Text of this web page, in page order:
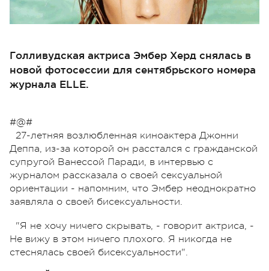
Голливудская актриса Эмбер Херд снялась в
новой фотосессии для сентябрьского номера
журнала ELLE.
#@#
27-летняя возлюбленная киноактера Джонни
Деппа, из-за которой он расстался с гражданской
супругой Ванессой Паради, в интервью с
журналом рассказала о своей сексуальной
ориентации - напомним, что Эмбер неоднократно
заявляла о своей бисексуальности.
"Я не хочу ничего скрывать, - говорит актриса, -
Не вижу в этом ничего плохого. Я никогда не
стеснялась своей бисексуальности".